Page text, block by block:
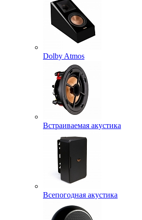
Dolby Atmos
Встраиваемая акустика
Всепогодная акустика